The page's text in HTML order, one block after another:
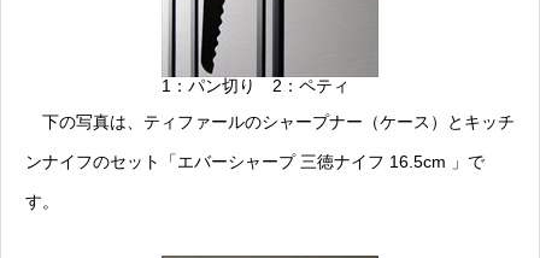
1：パン切り 2：ペティ
下の写真は、ティファールのシャープナー（ケース）とキッチ
ンナイフのセット「エバーシャープ 三徳ナイフ 16.5cm 」で
す。